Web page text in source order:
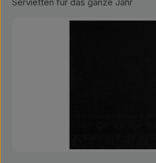
Bildergalerie überspringen